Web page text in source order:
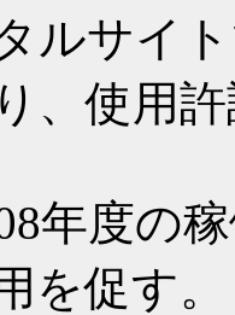
ルサイ
、使用
年度の
を促す。